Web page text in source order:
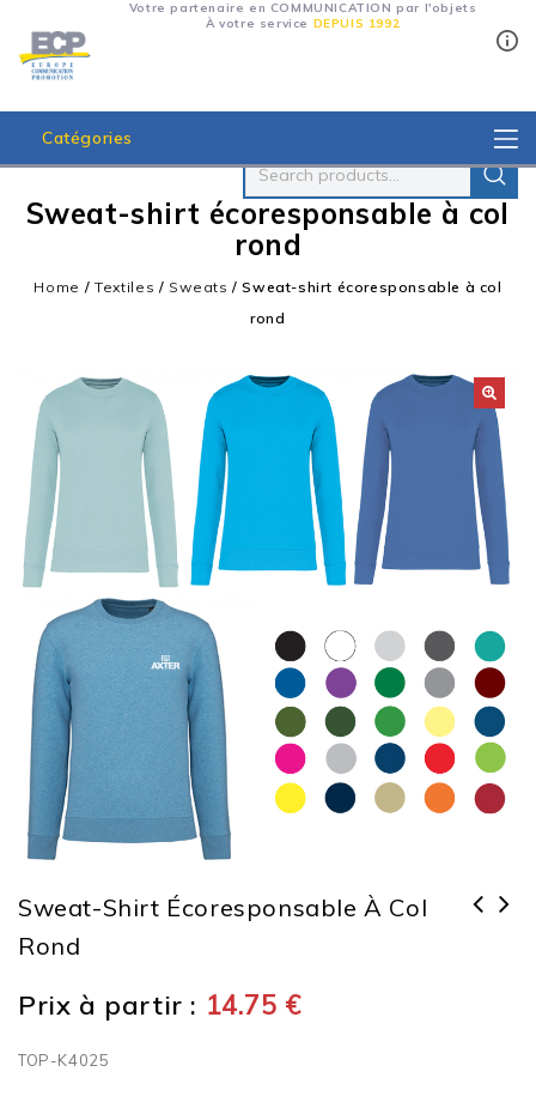
Votre partenaire en COMMUNICATION par l'objets
À votre service DEPUIS 1992
Catégories
Sweat-shirt écoresponsable à col
rond
Home / Textiles / Sweats /Sweat-shirt écoresponsable à col
rond
Sweat-Shirt Écoresponsable À Col
Rond
Prix à partir : 14.75 €
TOP-K4025